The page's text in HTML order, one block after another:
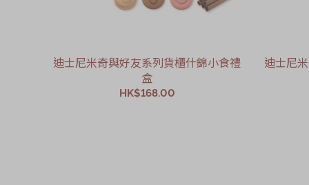
迪士尼米奇與好友系列貨櫃什錦小食禮
盒
HK$168.00
迪士尼